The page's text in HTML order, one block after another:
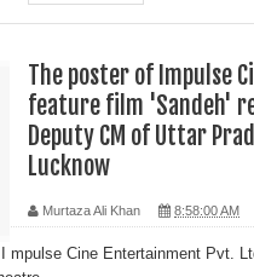
The poster of Impulse
feature film 'Sandeh'
Deputy CM of Uttar
Lucknow
Murtaza Ali Khan 8:58:00 AM
Cine Entertainment Pvt.